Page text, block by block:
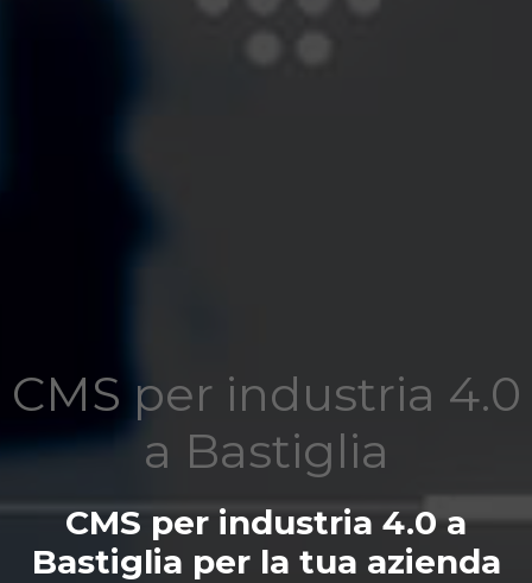
CMS per industria 4.0
a Bastiglia
CMS per industria 4.0 a
Bastiglia per la tua azienda